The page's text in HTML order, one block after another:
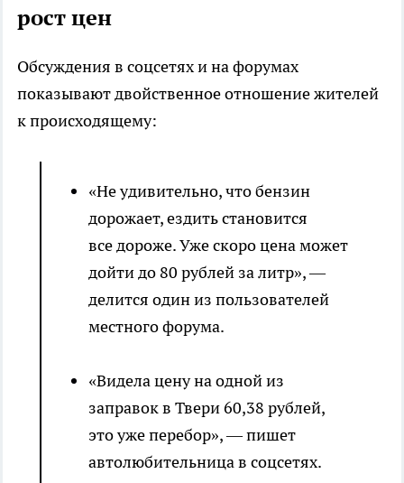
рост цен
Обсуждения в соцсетях и на форумах
показывают двойственное отношение жителей
к происходящему:
«Не удивительно, что бензин
дорожает, ездить становится
все дороже. Уже скоро цена может
дойти до 80 рублей за литр», —
делится один из пользователей
местного форума.
«Видела цену на одной из
заправок в Твери 60,38 рублей,
это уже перебор», — пишет
автолюбительница в соцсетях.